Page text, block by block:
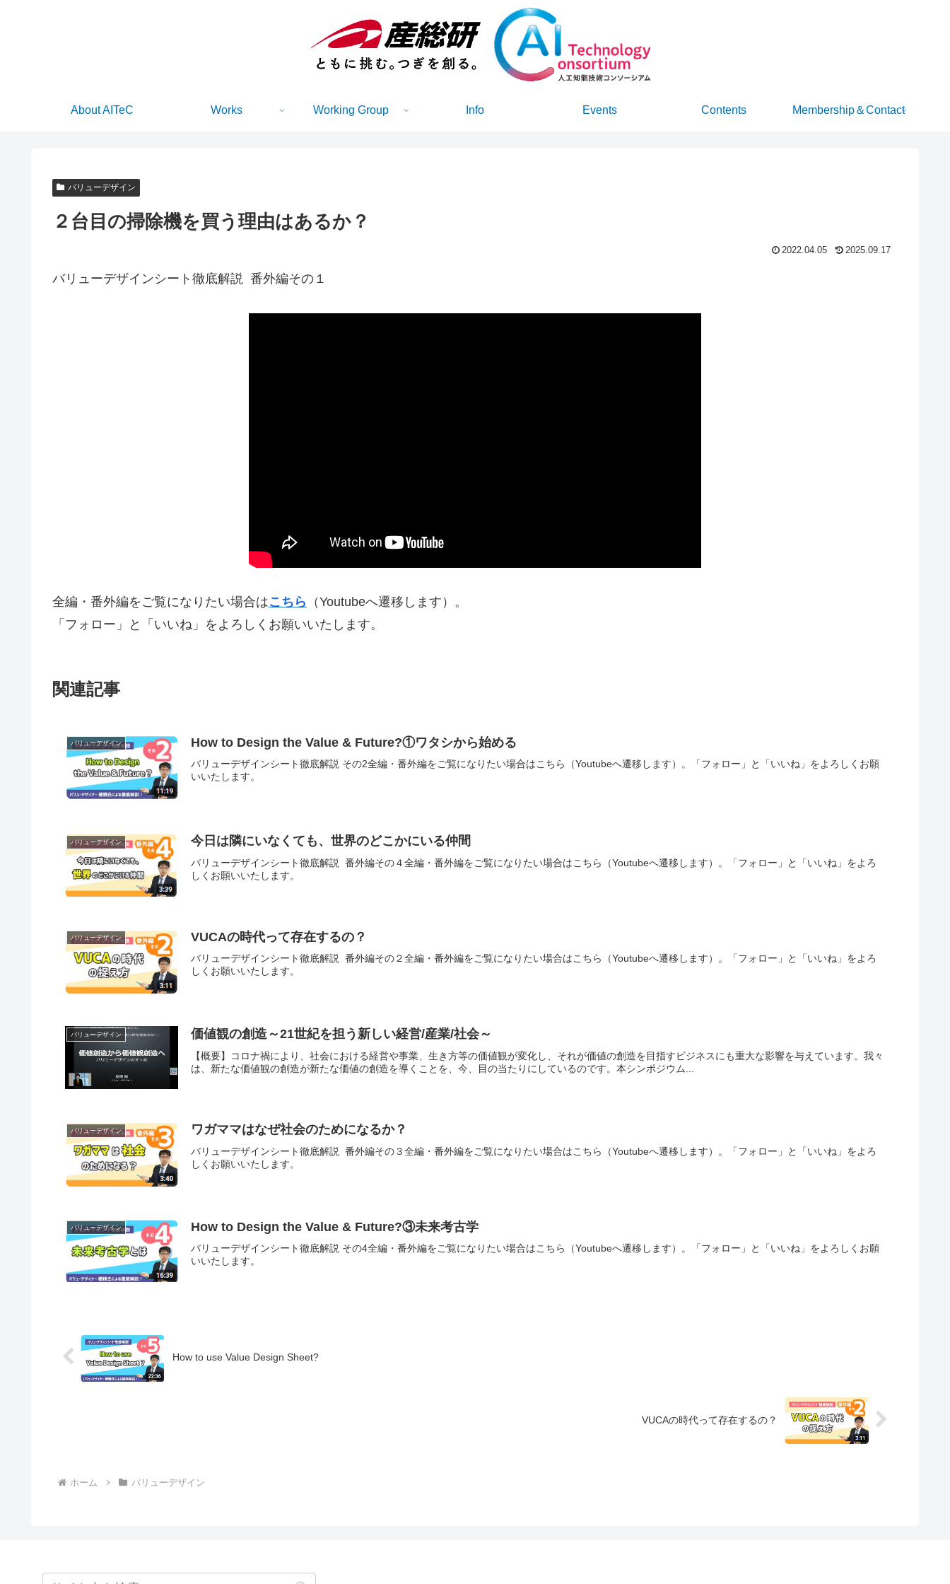
About AITeC Works Working Group Info Events Contents Membership＆Contact
バリューデザイン
２台目の掃除機を買う理由はあるか？
2022.04.05 2025.09.17
バリューデザインシート徹底解説 番外編その１
全編・番外編をご覧になりたい場合はこちら （Youtubeへ遷移します）。
「フォロー」と「いいね」をよろしくお願いいたします。
関連記事
バリューデザイン How to Design the Value & Future?①ワタシから始める
バリューデザインシート徹底解説 その2全編・番外編をご覧になりたい場合はこちら（Youtubeへ遷移します）。「フォロー」と「いいね」をよろしくお願
いいたします。
バリューデザイン 今日は隣にいなくても、世界のどこかにいる仲間
バリューデザインシート徹底解説 番外編その４全編・番外編をご覧になりたい場合はこちら（Youtubeへ遷移します）。「フォロー」と「いいね」をよろ
しくお願いいたします。
バリューデザイン VUCAの時代って存在するの？
バリューデザインシート徹底解説 番外編その２全編・番外編をご覧になりたい場合はこちら（Youtubeへ遷移します）。「フォロー」と「いいね」をよろ
しくお願いいたします。
バリューデザイン 価値観の創造～21世紀を担う新しい経営/産業/社会～
【概要】コロナ禍により、社会における経営や事業、生き方等の価値観が変化し、それが価値の創造を目指すビジネスにも重大な影響を与えています。我々
は、新たな価値観の創造が新たな価値の創造を導くことを、今、目の当たりにしているのです。本シンポジウム...
バリューデザイン ワガママはなぜ社会のためになるか？
バリューデザインシート徹底解説 番外編その３全編・番外編をご覧になりたい場合はこちら（Youtubeへ遷移します）。「フォロー」と「いいね」をよろ
しくお願いいたします。
バリューデザイン How to Design the Value & Future?③未来考古学
バリューデザインシート徹底解説 その4全編・番外編をご覧になりたい場合はこちら（Youtubeへ遷移します）。「フォロー」と「いいね」をよろしくお願
いいたします。
How to use Value Design Sheet?
VUCAの時代って存在するの？
ホーム バリューデザイン